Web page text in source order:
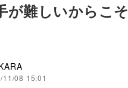
が難しいからこ
11/08 15:01